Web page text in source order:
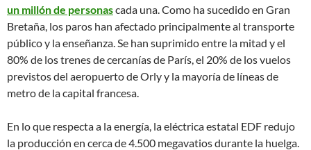
un millón de personascada una. Como ha sucedido en Gran
Bretaña, los paros han afectado principalmente al transporte
público y la enseñanza. Se han suprimido entre la mitad y el
80% de los trenes de cercanías de París, el 20% de los vuelos
previstos del aeropuerto de Orly y la mayoría de líneas de
metro de la capital francesa.
En lo que respecta a la energía, la eléctrica estatal EDF redujo
la producción en cerca de 4.500 megavatios durante la huelga.